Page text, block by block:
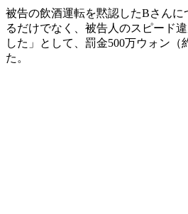
被告の飲酒運転を黙認したBさん
るだけでなく、被告人のスピード
した」として、罰金500万ウォン（
た。